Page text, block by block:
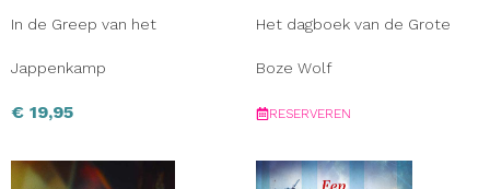
In de Greep van het
Jappenkamp
€ 19,95
Het dagboek van de Grote
Boze Wolf
RESERVEREN